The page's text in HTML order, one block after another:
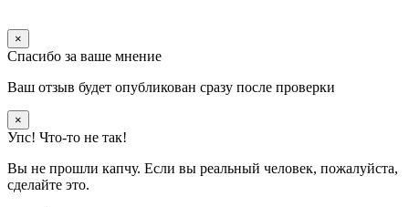
×
Спасибо за ваше мнение
Ваш отзыв будет опубликован сразу после проверки
×
Упс! Что-то не так!
Вы не прошли капчу. Если вы реальный человек, пожалуйста,
сделайте это.